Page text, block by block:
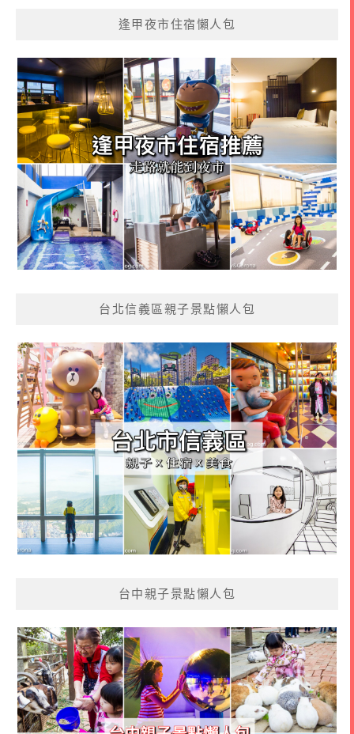
逢甲夜市住宿懶人包
台北信義區親子景點懶人包
台中親子景點懶人包